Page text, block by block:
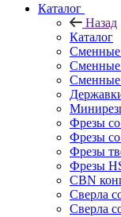
Каталог
Назад
Каталог
Сменные
Сменные
Сменные
Фрезы
Фрезы
Фрезы
Фрезы
CBN
Сверла
Сверла